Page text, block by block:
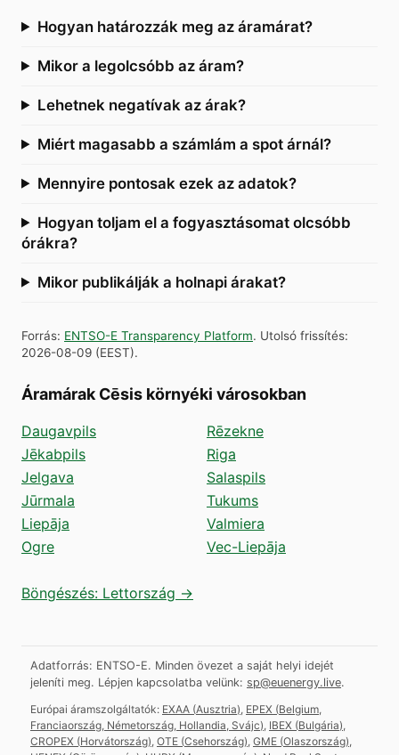
Hogyan határozzák meg az áramárat?
Mikor a legolcsóbb az áram?
Lehetnek negatívak az árak?
Miért magasabb a számlám a spot árnál?
Mennyire pontosak ezek az adatok?
Hogyan toljam el a fogyasztásomat olcsóbb
órákra?
Mikor publikálják a holnapi árakat?
Forrás: ENTSO-E Transparency Platform. Utolsó frissítés:
2026-08-09 (EEST).
Áramárak Cēsis környéki városokban
Daugavpils
Jēkabpils
Jelgava
Jūrmala
Liepāja
Ogre
Rēzekne
Riga
Salaspils
Tukums
Valmiera
Vec-Liepāja
Böngészés: Lettország →
Adatforrás: ENTSO-E. Minden övezet a saját helyi idejét
jeleníti meg. Lépjen kapcsolatba velünk: sp@euenergy.live.
Európai áramszolgáltatók: EXAA (Ausztria) EPEX (Belgium,
Franciaország, Németország, Hollandia, Svájc) IBEX (Bulgária)
CROPEX (Horvátország) OTE (Csehország) GME (Olaszország)